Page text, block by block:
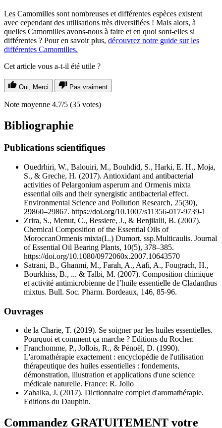
Les Camomilles sont nombreuses et différentes espèces existent
avec cependant des utilisations très diversifiées ! Mais alors, à
quelles Camomilles avons-nous à faire et en quoi sont-elles si
différentes ? Pour en savoir plus, découvrez notre guide sur les
différentes Camomilles.
Cet article vous a-t-il été utile ?
Oui, Merci Pas vraiment
Note moyenne 4.7/5 (35 votes)
Bibliographie
Publications scientifiques
Ouedrhiri, W., Balouiri, M., Bouhdid, S., Harki, E. H., Moja,
S., & Greche, H. (2017). Antioxidant and antibacterial
activities of Pelargonium asperum and Ormenis mixta
essential oils and their synergistic antibacterial effect.
Environmental Science and Pollution Research, 25(30),
29860–29867. https://doi.org/10.1007/s11356-017-9739-1
Zrira, S., Menut, C., Bessiere, J., & Benjilalii, B. (2007).
Chemical Composition of the Essential Oils of
MoroccanOrmenis mixta(L.) Dumort. ssp.Multicaulis. Journal
of Essential Oil Bearing Plants, 10(5), 378–385.
https://doi.org/10.1080/0972060x.2007.10643570
Satrani, B., Ghanmi, M., Farah, A., Aafi, A., Fougrach, H.,
Bourkhiss, B., ... & Talbi, M. (2007). Composition chimique
et activité antimicrobienne de l’huile essentielle de Cladanthus
mixtus. Bull. Soc. Pharm. Bordeaux, 146, 85-96.
Ouvrages
de la Charie, T. (2019). Se soigner par les huiles essentielles.
Pourquoi et comment ça marche ? Editions du Rocher.
Franchomme, P., Jollois, R., & Pénoël, D. (1990).
L'aromathérapie exactement : encyclopédie de l'utilisation
thérapeutique des huiles essentielles : fondements,
démonstration, illustration et applications d'une science
médicale naturelle. France: R. Jollo
Zahalka, J. (2017). Dictionnaire complet d'aromathérapie.
Editions du Dauphin.
Commandez GRATUITEMENT votre